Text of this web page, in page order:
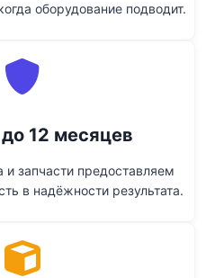
оборудование подводит.
12 месяцев
запчасти предоставляем
в надёжности результата.